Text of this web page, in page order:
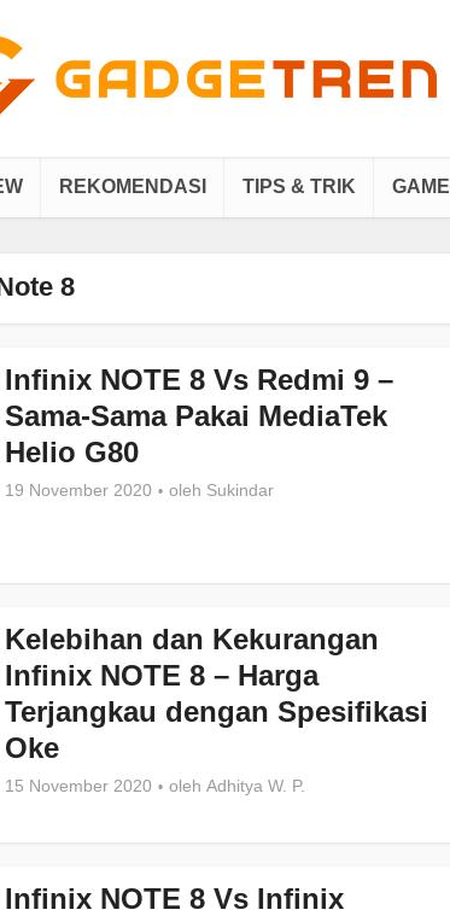
REKOMENDASI TIPS & TRIK GAME
8
Infinix NOTE 8 Vs Redmi 9 –
Sama-Sama Pakai MediaTek
Helio G80
19 November 2020 oleh Sukindar
Kelebihan dan Kekurangan
Infinix NOTE 8 – Harga
Terjangkau dengan Spesifikasi
Oke
15 November 2020 oleh Adhitya W. P.
Infinix NOTE 8 Vs Infinix